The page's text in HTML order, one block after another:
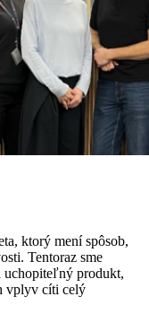
ktorý mení spôsob,
Tentoraz sme
uchopiteľný produkt,
vplyv cíti celý